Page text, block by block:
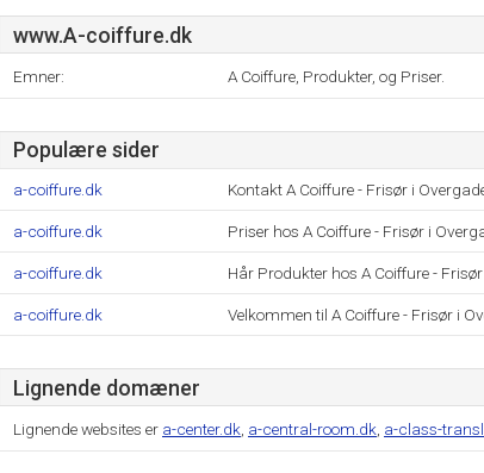
www.A-coiffure.dk
Emner: A Coiffure, Produkter, og Priser.
Populære sider
a-coiffure.dk Kontakt A Coiffure - Frisør i
a-coiffure.dk Priser hos A Coiffure - Frisør i
a-coiffure.dk Hår Produkter hos A Coiffure -
a-coiffure.dk Velkommen til A Coiffure - Frisør i
Lignende domæner
Lignende websites er a-center.dk a-central-room.dk a-class-